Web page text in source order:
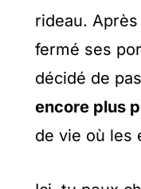
rideau.
fermé ses
décidé de
encore plus
de vie où les